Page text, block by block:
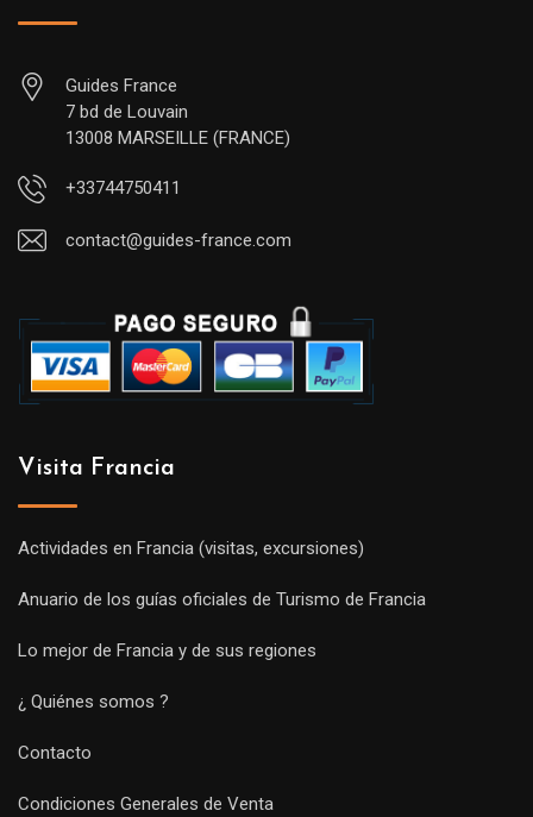
Guides France
7 bd de Louvain
13008 MARSEILLE (FRANCE)
+33744750411
contact@guides-france.com
Visita Francia
Actividades en Francia (visitas, excursiones)
Anuario de los guías oficiales de Turismo de Francia
Lo mejor de Francia y de sus regiones
¿ Quiénes somos ?
Contacto
Condiciones Generales de Venta